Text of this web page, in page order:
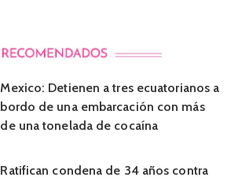
Mexico: Detienen a tres ecuatorianos a
bordo de una embarcación con más
de una tonelada de cocaína
Ratifican condena de 34 años contra